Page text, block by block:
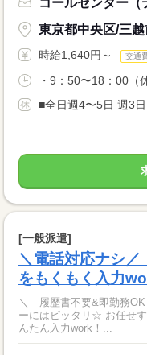
コールセンター（
東京都中央区/三越
時給1,640円～ 交通
・9：50〜18：00（
■全日週4〜5日 週3
[一般派遣]
＼電話対応ナシ
をもくもく入力
＼ 履歴書不要&即勤務OK！レアバイ
ーにはピッタリ☆ お任せ
んたん入力work！...